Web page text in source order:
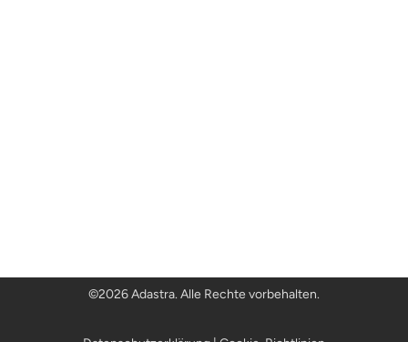
©2026 Adastra. Alle Rechte vorbehalten.